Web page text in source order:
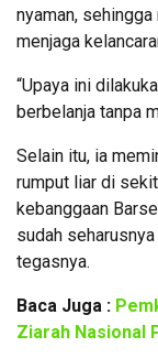
nyaman,
menjaga
“Upaya ini
berbelanja tanpa
Selain itu, ia
rumput liar di
kebanggaan
sudah
tegasnya.
Baca Juga :
Ziarah Nasional